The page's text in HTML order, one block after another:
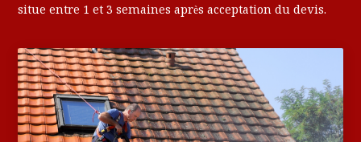
situe entre 1 et 3 semaines après acceptation du devis.